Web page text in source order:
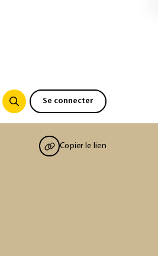
Se connecter
Copier le lien